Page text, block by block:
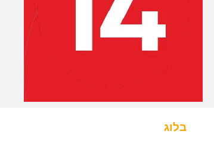
בלוג